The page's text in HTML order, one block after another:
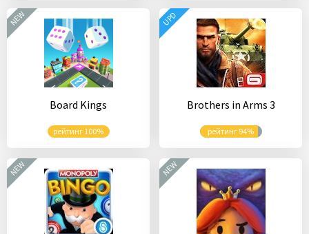
Board Kings
рейтинг 100%
NEW
Brothers in Arms 3
рейтинг 94%
UPD
NEW NEW